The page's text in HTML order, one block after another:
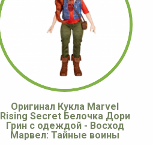
Оригинал Кукла Marvel
Rising Secret Белочка Дори
Грин с одеждой - Восход
Марвел: Тайные воины